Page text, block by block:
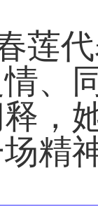
莲
、
，
场精